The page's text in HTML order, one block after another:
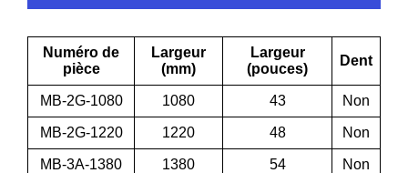
Numéro de
pièce
Largeur
(mm)
Largeur
(pouces)
Dent
MB-2G-1080 1080 43 Non
MB-2G-1220 1220 48 Non
MB-3A-1380 1380 54 Non